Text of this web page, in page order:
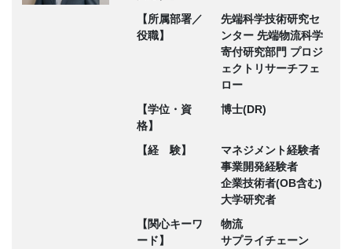
【所属部署／
役職】
先端科学技術研究セ
ンター 先端物流科学
寄付研究部門 プロジ
ェクトリサーチフェ
ロー
【学位・資
格】
博士(DR)
【経 験】
マネジメント経験者
事業開発経験者
企業技術者(OB含む)
大学研究者
【関心キーワ
ード】
物流
サプライチェーン